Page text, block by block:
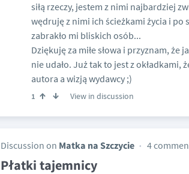
siłą rzeczy, jestem z nimi najbardziej
wędruję z nimi ich ścieżkami życia i
zabrakło mi bliskich osób...
Dziękuję za miłe słowa i przyznam, że
nie udało. Już tak to jest z okładkami,
autora a wizją wydawcy ;)
1 View in discussion
Discussion on Matka na Szczycie 4
Płatki tajemnicy